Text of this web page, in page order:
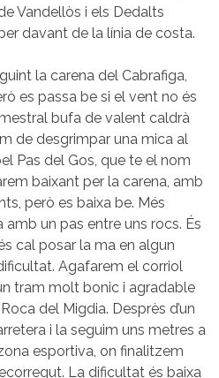
Vandellòs i els Dedalts
davant de la línia de costa.
la carena del Cabrafiga,
es passa be si el vent no és
bufa de valent caldrà
de desgrimpar una mica al
Pas del Gos, que te el nom
baixant per la carena, amb
però es baixa be. Més
un pas entre uns rocs. És
cal posar la ma en algun
Agafarem el corriol
tram molt bonic i agradable
del Migdia. Desprès d’un
i la seguim uns metres a
esportiva, on finalitzem
La dificultat és baixa